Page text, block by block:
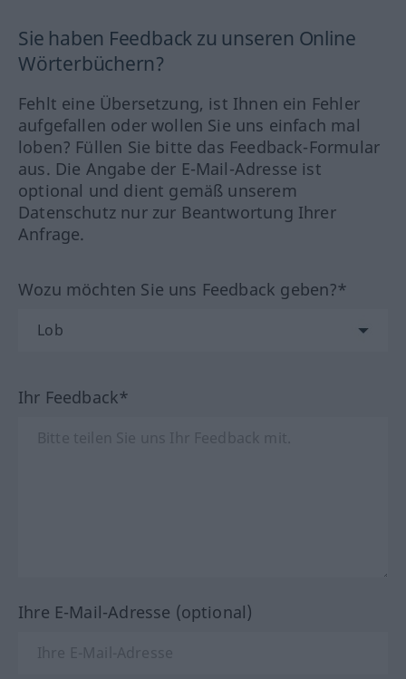
Sie haben Feedback zu unseren Online
Wörterbüchern?
Fehlt eine Übersetzung, ist Ihnen ein Fehler
aufgefallen oder wollen Sie uns einfach mal
loben? Füllen Sie bitte das Feedback-Formular
aus. Die Angabe der E-Mail-Adresse ist
optional und dient gemäß unserem
Datenschutz nur zur Beantwortung Ihrer
Anfrage.
Wozu möchten Sie uns Feedback geben?*
Ihr Feedback*
Ihre E-Mail-Adresse (optional)